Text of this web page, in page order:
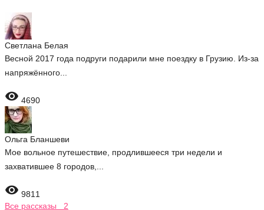
Светлана Белая
Весной 2017 года подруги подарили мне поездку в Грузию. Из-за
напряжённого...
 4690
Ольга Бланшеви
Мое вольное путешествие, продлившееся три недели и
захватившее 8 городов,...
 9811
Все рассказы 2